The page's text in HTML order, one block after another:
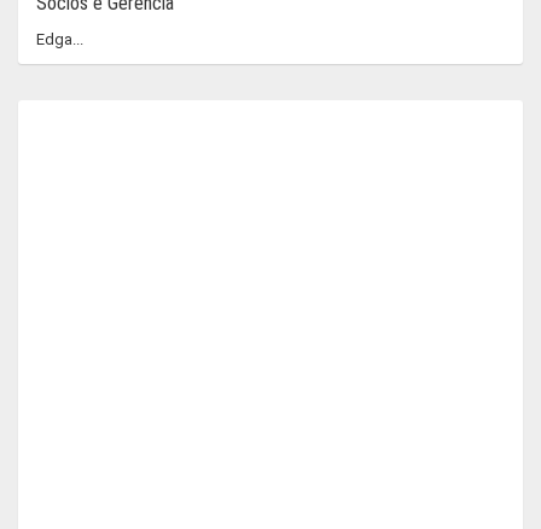
Edga...